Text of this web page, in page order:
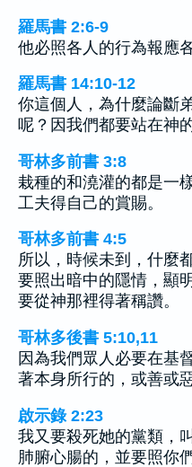
羅馬書 2:6-9
他必照各人的行為報應
羅馬書 14:10-12
你這個人，為什麼論斷
呢？因我們都要站在神
哥林多前書 3:8
栽種的和澆灌的都是一
工夫得自己的賞賜。
哥林多前書 4:5
所以，時候未到，什麼
要照出暗中的隱情，顯
要從神那裡得著稱讚。
哥林多後書 5:10,11
因為我們眾人必要在基
著本身所行的，或善或
啟示錄 2:23
我又要殺死她的黨類，
肺腑心腸的，並要照你